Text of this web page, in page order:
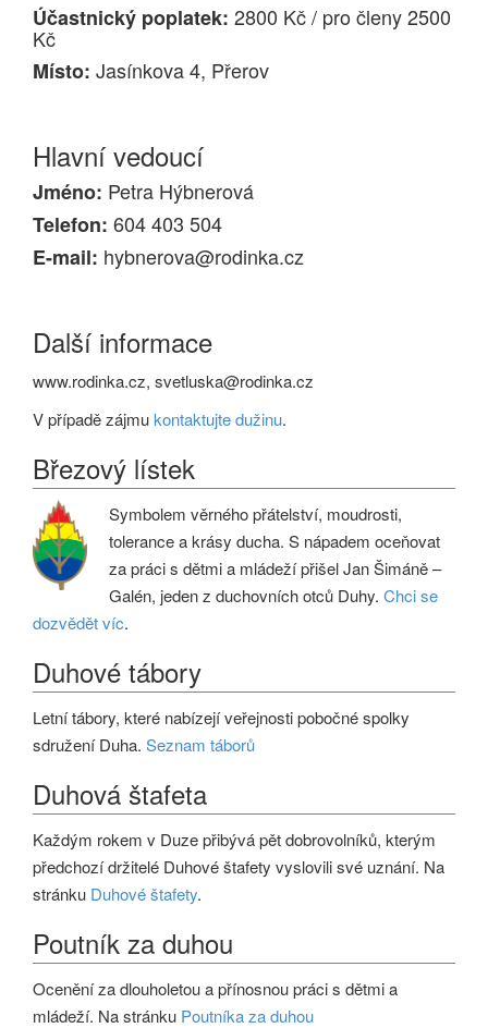
Účastnický poplatek: 2800 Kč / pro členy 2500
Kč
Místo: Jasínkova 4, Přerov
Hlavní vedoucí
Jméno: Petra Hýbnerová
Telefon: 604 403 504
E-mail: hybnerova@rodinka.cz
Další informace
www.rodinka.cz, svetluska@rodinka.cz
V případě zájmukontaktujte dužinu.
Březový lístek
Symbolem věrného přátelství, moudrosti,
tolerance a krásy ducha. S nápadem oceňovat
za práci s dětmi a mládeží přišel Jan Šimáně –
Galén, jeden z duchovních otců Duhy. Chci se
dozvědět víc.
Duhové tábory
Letní tábory, které nabízejí veřejnosti pobočné spolky
sdružení Duha. Seznam táborů
Duhová štafeta
Každým rokem v Duze přibývá pět dobrovolníků, kterým
předchozí držitelé Duhové štafety vyslovili své uznání. Na
stránku Duhové štafety.
Poutník za duhou
Ocenění za dlouholetou a přínosnou práci s dětmi a
mládeží. Na stránku Poutníka za duhou